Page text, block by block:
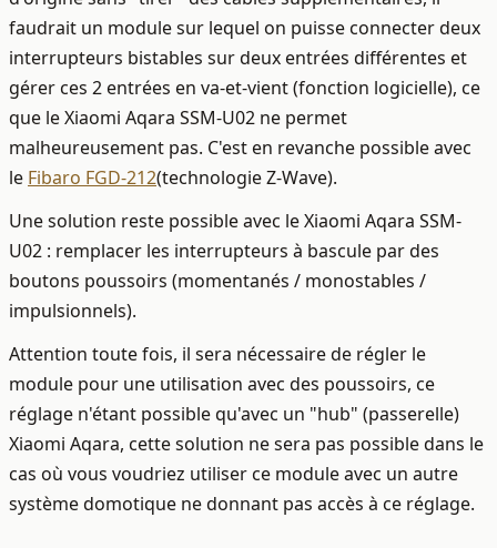
faudrait un module sur lequel on puisse connecter deux
interrupteurs bistables sur deux entrées différentes et
gérer ces 2 entrées en va-et-vient (fonction logicielle), ce
que le Xiaomi Aqara SSM-U02 ne permet
malheureusement pas. C'est en revanche possible avec
le Fibaro FGD-212(technologie Z-Wave).
Une solution reste possible avec le Xiaomi Aqara SSM-
U02 : remplacer les interrupteurs à bascule par des
boutons poussoirs (momentanés / monostables /
impulsionnels).
Attention toute fois, il sera nécessaire de régler le
module pour une utilisation avec des poussoirs, ce
réglage n'étant possible qu'avec un "hub" (passerelle)
Xiaomi Aqara, cette solution ne sera pas possible dans le
cas où vous voudriez utiliser ce module avec un autre
système domotique ne donnant pas accès à ce réglage.